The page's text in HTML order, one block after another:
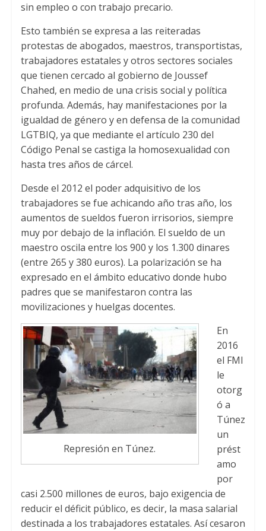
sin empleo o con trabajo precario.
Esto también se expresa a las reiteradas
protestas de abogados, maestros, transportistas,
trabajadores estatales y otros sectores sociales
que tienen cercado al gobierno de Joussef
Chahed, en medio de una crisis social y política
profunda. Además, hay manifestaciones por la
igualdad de género y en defensa de la comunidad
LGTBIQ, ya que mediante el artículo 230 del
Código Penal se castiga la homosexualidad con
hasta tres años de cárcel.
Desde el 2012 el poder adquisitivo de los
trabajadores se fue achicando año tras año, los
aumentos de sueldos fueron irrisorios, siempre
muy por debajo de la inflación. El sueldo de un
maestro oscila entre los 900 y los 1.300 dinares
(entre 265 y 380 euros). La polarización se ha
expresado en el ámbito educativo donde hubo
padres que se manifestaron contra las
movilizaciones y huelgas docentes.
Represión en Túnez.
En
2016
el FMI
le
otorg
ó a
Túnez
un
prést
amo
por
casi 2.500 millones de euros, bajo exigencia de
reducir el déficit público, es decir, la masa salarial
destinada a los trabajadores estatales. Así cesaron